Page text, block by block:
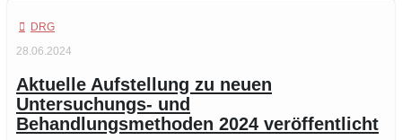
DRG
28.06.2024
Aktuelle Aufstellung zu neuen
Untersuchungs- und
Behandlungsmethoden 2024 veröffentlicht